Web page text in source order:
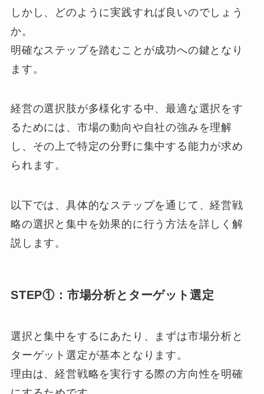
しかし、どのように実践すれば良いのでしょう
か。
明確なステップを踏むことが成功への鍵となり
ます。
経営の選択肢が多様化する中、最適な選択をす
るためには、市場の動向や自社の強みを理解
し、その上で特定の分野に集中する能力が求め
られます。
以下では、具体的なステップを通じて、経営戦
略の選択と集中を効果的に行う方法を詳しく解
説します。
STEP①：市場分析とターゲット選定
選択と集中をするにあたり、まずは市場分析と
ターゲット選定が基本となります。
理由は、経営戦略を実行する際の方向性を明確